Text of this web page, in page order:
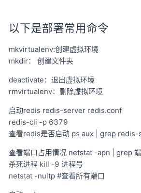
以下是部署常用命令
mkvirtualenv:创建虚拟环境
mkdir： 创建文件夹
deactivate：退出虚拟环境
rmvirtualenv：删除虚拟环境
启动redis redis-server redis.conf
redis-cli -p 6379
查看redis是否启动 ps aux | grep
查看端口占用情况 netstat -apn | grep
杀死进程 kill -9 进程号
netstat -nultp #查看所有端口